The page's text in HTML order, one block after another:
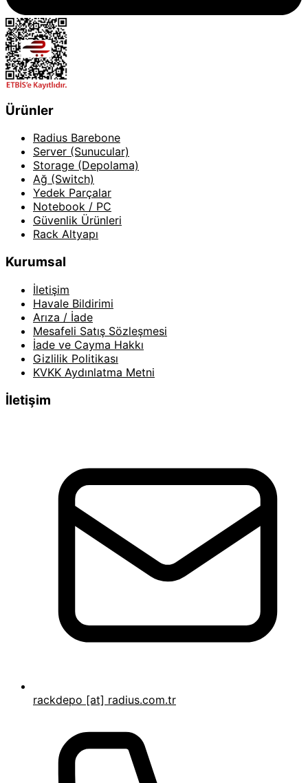
Ürünler
Radius Barebone
Server (Sunucular)
Storage (Depolama)
Ağ (Switch)
Yedek Parçalar
Notebook / PC
Güvenlik Ürünleri
Rack Altyapı
Kurumsal
İletişim
Havale Bildirimi
Arıza / İade
Mesafeli Satış Sözleşmesi
İade ve Cayma Hakkı
Gizlilik Politikası
KVKK Aydınlatma Metni
İletişim
rackdepo [at] radius.com.tr